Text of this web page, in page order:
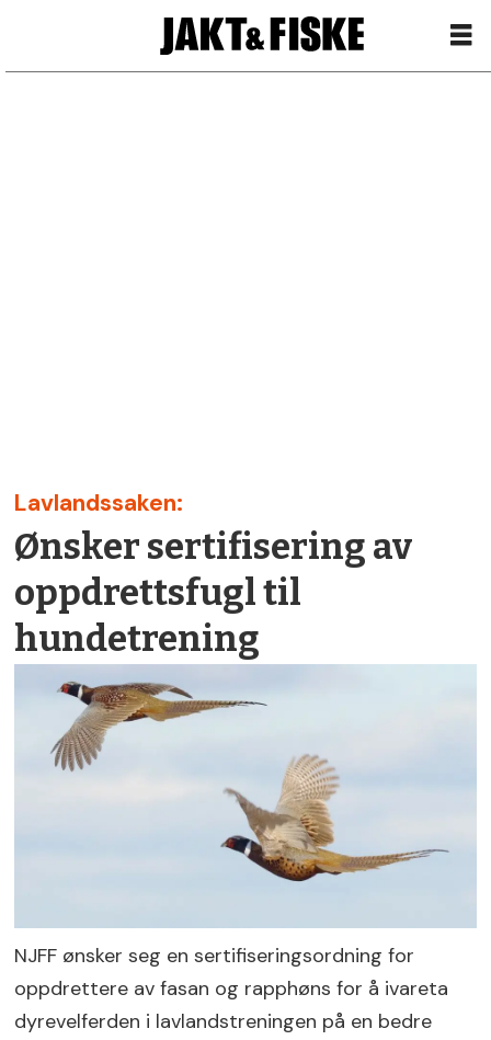
Lavlandssaken:
Ønsker sertifisering av
oppdrettsfugl til
hundetrening
NJFF ønsker seg en sertifiseringsordning for
oppdrettere av fasan og rapphøns for å ivareta
dyrevelferden i lavlandstreningen på en bedre